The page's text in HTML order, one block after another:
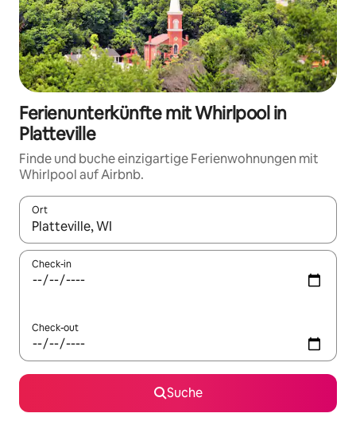
Ferienunterkünfte mit Whirlpool in
Platteville
Finde und buche einzigartige Ferienwohnungen mit
Whirlpool auf Airbnb.
Ort
Wenn Ergebnisse verfügbar sind, navigiere mit den
Check-in
Check-out
Suche